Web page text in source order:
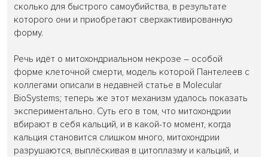
сколько для быстрого самоубийства, в результате
которого они и приобретают сверхактивированную
форму.
Речь идёт о митохондриальном некрозе – особой
форме клеточной смерти, модель которой Пантелеев с
коллегами описали в недавней статье в Molecular
BioSystems; теперь же этот механизм удалось показать
экспериментально. Суть его в том, что митохондрии
вбирают в себя кальций, и в какой-то момент, когда
кальция становится слишком много, митохондрии
разрушаются, выплёскивая в цитоплазму и кальций, и